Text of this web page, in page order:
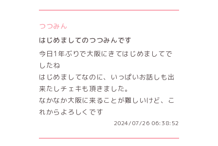
つつみん
はじめましてのつつみんです
今日1年ぶりで大阪にきてはじめましてで
したね
はじめましてなのに、いっぱいお話しも出
来たしチェキも頂きました。
なかなか大阪に来ることが難しいけど、こ
れからよろしくです
2024/07/26 06:38:52